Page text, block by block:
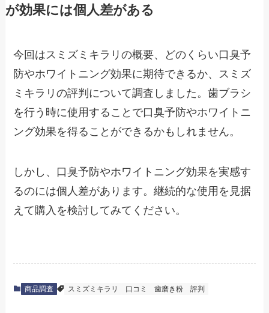
が効果には個人差がある
今回はスミズミキラリの概要、どのくらい口臭予
防やホワイトニング効果に期待できるか、スミズ
ミキラリの評判について調査しました。歯ブラシ
を行う時に使用することで口臭予防やホワイトニ
ング効果を得ることができるかもしれません。
しかし、口臭予防やホワイトニング効果を実感す
るのには個人差があります。継続的な使用を見据
えて購入を検討してみてください。
商品調査 スミズミキラリ 口コミ 歯磨き粉 評判